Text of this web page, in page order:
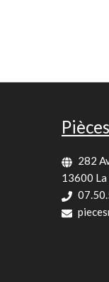
282
13600